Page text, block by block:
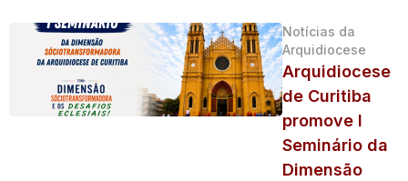
Notícias da
Arquidiocese
Arquidiocese
de Curitiba
promove I
Seminário da
Dimensão